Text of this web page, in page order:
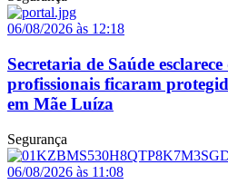
06/08/2026 às 12:18
Secretaria de Saúde
profissionais ficaram
em Mãe Luíza
Segurança
06/08/2026 às 11:08